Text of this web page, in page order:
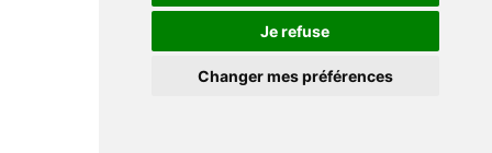
Je refuse
Changer mes préférences